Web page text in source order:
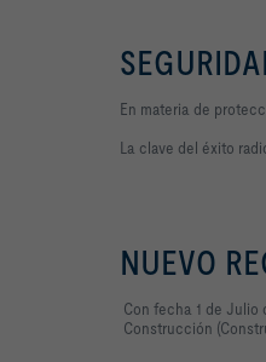
En materia de
La clave del éxito
NUEVO
Con fecha 1 de Julio
Construcción